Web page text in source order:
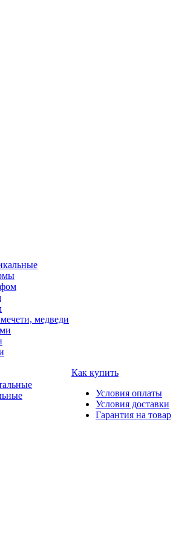
медведи
Как купить
Условия оплаты
Условия доставки
Гарантия на товар